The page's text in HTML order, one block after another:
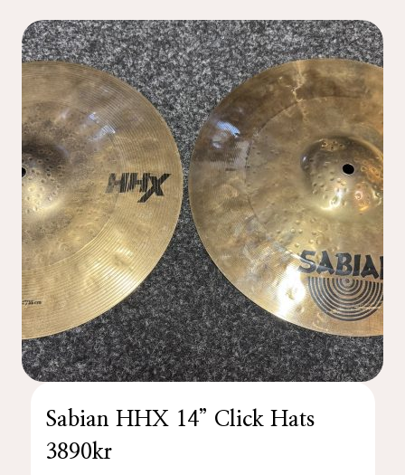
Sabian HHX 14” Click Hats
3890kr